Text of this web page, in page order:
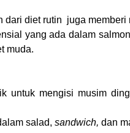
dari diet rutin juga memberi
yang ada dalam
muda.
untuk mengisi musim
salad,sandwich, dan